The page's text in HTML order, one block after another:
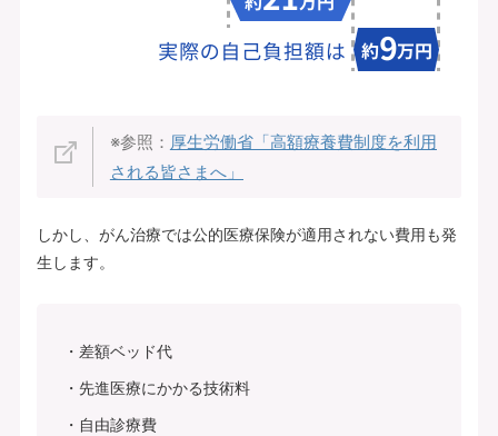
※参照： 厚生労働省「高額療養費制度を利用
される皆さまへ」
しかし、がん治療では公的医療保険が適用されない費用も発
生します。
差額ベッド代
先進医療にかかる技術料
自由診療費